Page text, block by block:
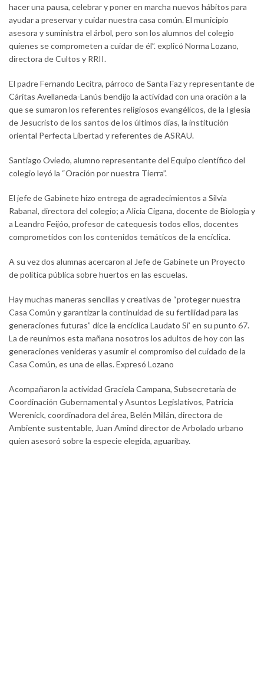
hacer una pausa, celebrar y poner en marcha nuevos hábitos para
ayudar a preservar y cuidar nuestra casa común. El municipio
asesora y suministra el árbol, pero son los alumnos del colegio
quienes se comprometen a cuidar de él”. explicó Norma Lozano,
directora de Cultos y RRII.
El padre Fernando Lecitra, párroco de Santa Faz y representante de
Cáritas Avellaneda-Lanús bendijo la actividad con una oración a la
que se sumaron los referentes religiosos evangélicos, de la Iglesia
de Jesucristo de los santos de los últimos días, la institución
oriental Perfecta Libertad y referentes de ASRAU.
Santiago Oviedo, alumno representante del Equipo científico del
colegio leyó la “Oración por nuestra Tierra”.
El jefe de Gabinete hizo entrega de agradecimientos a Silvia
Rabanal, directora del colegio; a Alicia Cigana, docente de Biología y
a Leandro Feijóo, profesor de catequesis todos ellos, docentes
comprometidos con los contenidos temáticos de la encíclica.
A su vez dos alumnas acercaron al Jefe de Gabinete un Proyecto
de política pública sobre huertos en las escuelas.
Hay muchas maneras sencillas y creativas de “proteger nuestra
Casa Común y garantizar la continuidad de su fertilidad para las
generaciones futuras” dice la encíclica Laudato Si’ en su punto 67.
La de reunirnos esta mañana nosotros los adultos de hoy con las
generaciones venideras y asumir el compromiso del cuidado de la
Casa Común, es una de ellas. Expresó Lozano
Acompañaron la actividad Graciela Campana, Subsecretaria de
Coordinación Gubernamental y Asuntos Legislativos, Patricia
Werenick, coordinadora del área, Belén Millán, directora de
Ambiente sustentable, Juan Amind director de Arbolado urbano
quien asesoró sobre la especie elegida, aguaribay.